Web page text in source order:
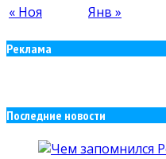
« Ноя Янв »
Реклама
Последние новости